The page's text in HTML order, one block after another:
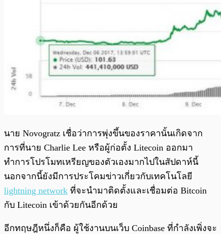
นาย Novogratz เชื่อว่าการพุ่งขึ้นของราคานั้นเกิดจาก
การที่นาย Charlie Lee หรือผู้ก่อตั้ง Litecoin ออกมา
ทำการโปรโมทเหรียญของตัวเองมากไปในสัปดาห์นี้
นอกจากนี้ยังมีการประโคมข่าวเกี่ยวกับเทคโนโลยี
lightning network ที่จะนำมาติดตั้งและเชื่อมต่อ Bitcoin
กับ Litecoin เข้าด้วยกันอีกด้วย
อีกทฤษฎีหนึ่งก็คือ ผู้ใช้งานบนเว็บ Coinbase ที่กำลังเพิ่งจะ